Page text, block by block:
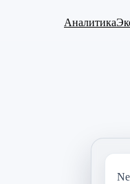
Аналитика